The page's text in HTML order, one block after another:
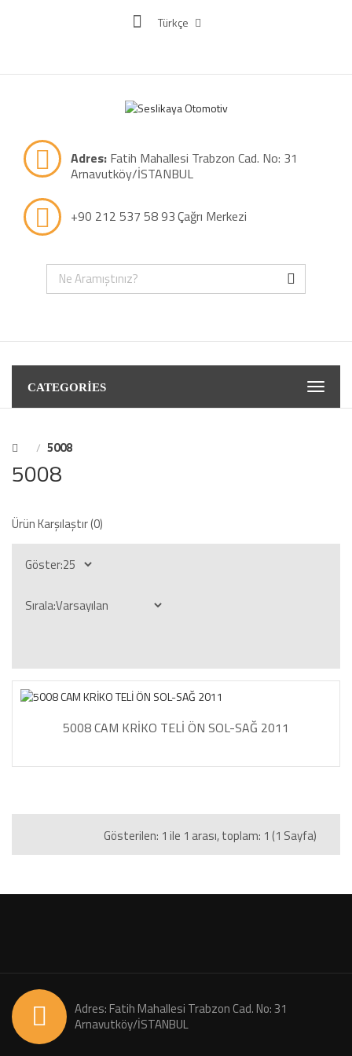
Türkçe
Adres: Fatih Mahallesi Trabzon Cad. No: 31
Arnavutköy/İSTANBUL
+90 212 537 58 93Çağrı Merkezi
CATEGORIES
5008
5008
Ürün Karşılaştır (0)
5008 CAM KRİKO TELİ ÖN SOL-SAĞ 2011
Gösterilen: 1 ile 1 arası, toplam: 1 (1 Sayfa)
Adres: Fatih Mahallesi Trabzon Cad. No: 31
Arnavutköy/İSTANBUL